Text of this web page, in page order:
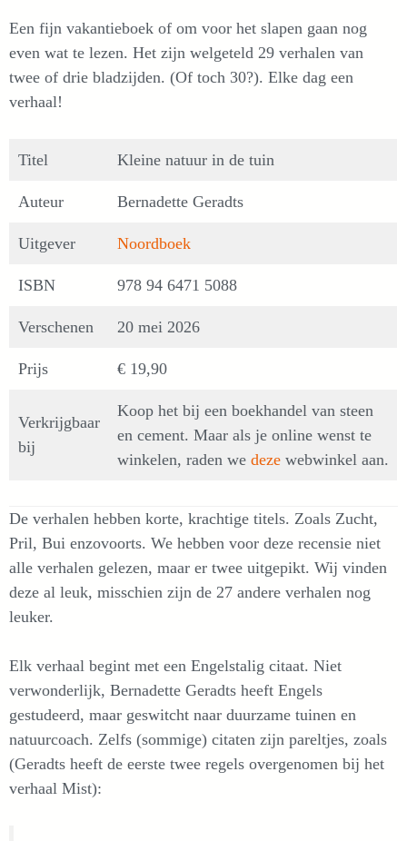
Een fijn vakantieboek of om voor het slapen gaan nog
even wat te lezen. Het zijn welgeteld 29 verhalen van
twee of drie bladzijden. (Of toch 30?). Elke dag een
verhaal!
Titel Kleine natuur in de tuin
Auteur Bernadette Geradts
Uitgever Noordboek
ISBN 978 94 6471 5088
Verschenen 20 mei 2026
Prijs € 19,90
Verkrijgbaar
bij
Koop het bij een boekhandel van steen
en cement. Maar als je online wenst te
winkelen, raden we deze webwinkel aan.
De verhalen hebben korte, krachtige titels. Zoals Zucht,
Pril, Bui enzovoorts. We hebben voor deze recensie niet
alle verhalen gelezen, maar er twee uitgepikt. Wij vinden
deze al leuk, misschien zijn de 27 andere verhalen nog
leuker.
Elk verhaal begint met een Engelstalig citaat. Niet
verwonderlijk, Bernadette Geradts heeft Engels
gestudeerd, maar geswitcht naar duurzame tuinen en
natuurcoach. Zelfs (sommige) citaten zijn pareltjes, zoals
(Geradts heeft de eerste twee regels overgenomen bij het
verhaal Mist):